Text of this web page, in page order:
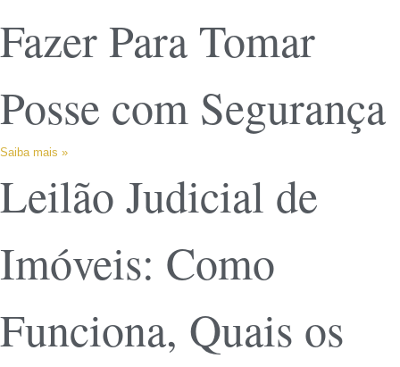
Fazer Para Tomar
Posse com Segurança
Saiba mais »
Leilão Judicial de
Imóveis: Como
Funciona, Quais os